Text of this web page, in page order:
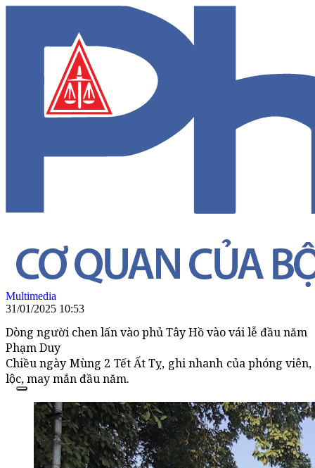
Multimedia
31/01/2025 10:53
Dòng người chen lấn vào phủ Tây Hồ vào vái lễ đầu năm
Phạm Duy
Chiều ngày Mùng 2 Tết Ất Tỵ, ghi nhanh của phóng
lộc, may mắn đầu năm.